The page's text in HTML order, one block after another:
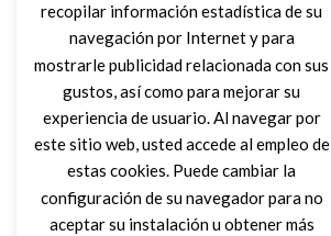
recopilar información estadística de su
navegación por Internet y para
mostrarle publicidad relacionada con sus
gustos, así como para mejorar su
experiencia de usuario. Al navegar por
este sitio web, usted accede al empleo de
estas cookies. Puede cambiar la
configuración de su navegador para no
aceptar su instalación u obtener más